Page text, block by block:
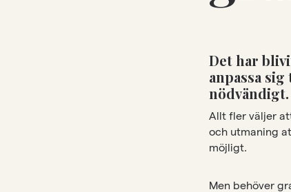
Det har
anpassa
nödvändigt.
Allt fler väljer
och utmaning
möjligt.
Men behöver